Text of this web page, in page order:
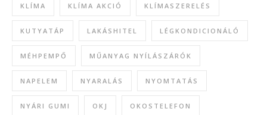
KLÍMA KLÍMA AKCIÓ KLÍMASZERELÉS
KUTYATÁP LAKÁSHITEL LÉGKONDICIONÁLÓ
MÉHPEMPŐ MŰANYAG NYÍLÁSZÁRÓK
NAPELEM NYARALÁS NYOMTATÁS
NYÁRI GUMI OKJ OKOSTELEFON